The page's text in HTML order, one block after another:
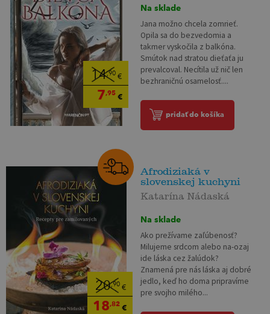
14,90€
7,95€
Na sklade
Jana možno chcela zomrieť.
Opila sa do bezvedomia a
takmer vyskočila z balkóna.
Smútok nad stratou dieťaťa ju
prevalcoval. Necítila už nič len
bezhraničnú osamelosť....
pridať do košíka
20,90€
18,82€
Afrodiziaká v
slovenskej kuchyni
Katarína Nádaská
Na sklade
Ako prežívame zaľúbenosť?
Milujeme srdcom alebo na-ozaj
ide láska cez žalúdok?
Znamená pre nás láska aj dobré
jedlo, keď ho doma pripravíme
pre svojho milého...